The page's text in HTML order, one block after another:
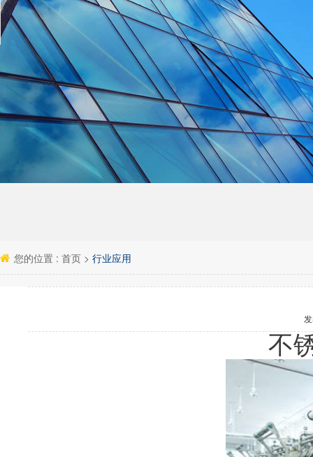
您的位置 : 首页 > 行业应用
不
打印